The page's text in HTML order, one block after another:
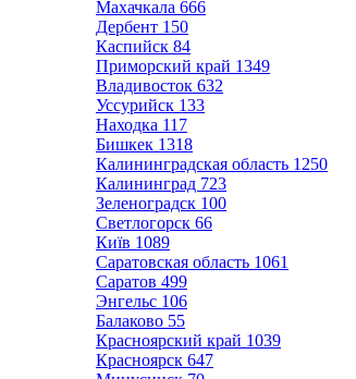
Махачкала 666
Дербент 150
Каспийск 84
Приморский край 1349
Владивосток 632
Уссурийск 133
Находка 117
Бишкек 1318
Калининградская область 1250
Калининград 723
Зеленоградск 100
Светлогорск 66
Київ 1089
Саратовская область 1061
Саратов 499
Энгельс 106
Балаково 55
Красноярский край 1039
Красноярск 647